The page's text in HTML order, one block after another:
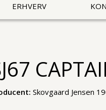
ERHVERV
Skovgaard Jensen